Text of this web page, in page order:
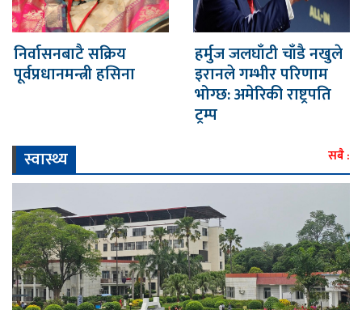
निर्वासनबाटै सक्रिय
पूर्वप्रधानमन्त्री हसिना
हर्मुज जलघाँटी चाँडै नखुले
इरानले गम्भीर परिणाम
भोग्छ: अमेरिकी राष्ट्रपति
ट्रम्प
स्वास्थ्य
सबै :